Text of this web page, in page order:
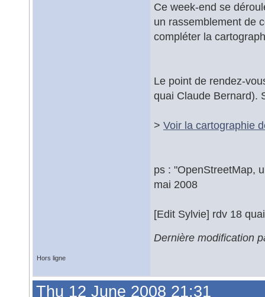
Ce week-end se
un rassemblement de
compléter la
Le point de rendez-
quai Claude Bernard).
> Voir la cartographie
ps : "OpenStreetMap,
mai 2008
[Edit Sylvie] rdv 18
Dernière modification
Hors ligne
Thu 12 June 2008 21:31